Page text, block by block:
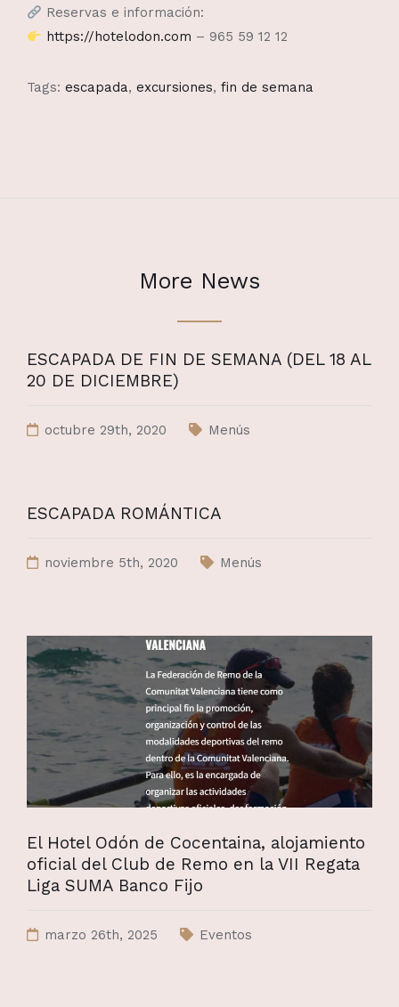
Reservas e información:
https://hotelodon.com – 965 59 12 12
Tags: escapada, excursiones, fin de semana
More News
ESCAPADA DE FIN DE SEMANA (DEL 18 AL
20 DE DICIEMBRE)
octubre 29th, 2020 Menús
ESCAPADA ROMÁNTICA
noviembre 5th, 2020 Menús
El Hotel Odón de Cocentaina, alojamiento
oficial del Club de Remo en la VII Regata
Liga SUMA Banco Fijo
marzo 26th, 2025 Eventos